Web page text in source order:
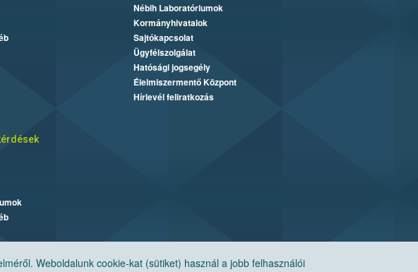
Weboldalunk cookie-kat (sütiket) használ a jobb felhasználói
Nébih Laboratóriumok
Kormányhivatalok
Sajtókapcsolat
Ügyfélszolgálat
Hatósági jogsegély
Élelmiszermentő Központ
Hírlevél feliratkozás